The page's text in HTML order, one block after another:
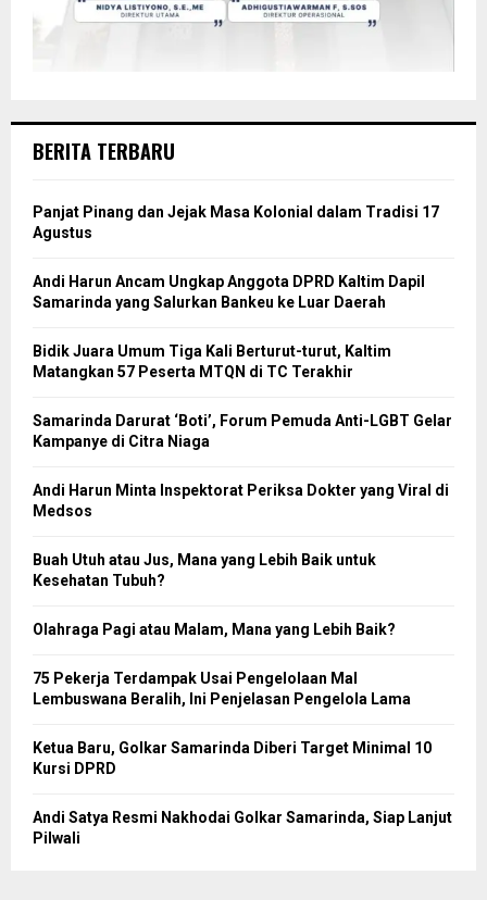
BERITA TERBARU
Panjat Pinang dan Jejak Masa Kolonial dalam Tradisi 17
Agustus
Andi Harun Ancam Ungkap Anggota DPRD Kaltim Dapil
Samarinda yang Salurkan Bankeu ke Luar Daerah
Bidik Juara Umum Tiga Kali Berturut-turut, Kaltim
Matangkan 57 Peserta MTQN di TC Terakhir
Samarinda Darurat ‘Boti’, Forum Pemuda Anti-LGBT Gelar
Kampanye di Citra Niaga
Andi Harun Minta Inspektorat Periksa Dokter yang Viral di
Medsos
Buah Utuh atau Jus, Mana yang Lebih Baik untuk
Kesehatan Tubuh?
Olahraga Pagi atau Malam, Mana yang Lebih Baik?
75 Pekerja Terdampak Usai Pengelolaan Mal
Lembuswana Beralih, Ini Penjelasan Pengelola Lama
Ketua Baru, Golkar Samarinda Diberi Target Minimal 10
Kursi DPRD
Andi Satya Resmi Nakhodai Golkar Samarinda, Siap Lanjut
Pilwali